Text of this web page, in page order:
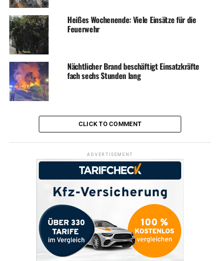
Heißes Wochenende: Viele Einsätze für die
Feuerwehr
Nächtlicher Brand beschäftigt Einsatzkräfte
fach sechs Stunden lang
CLICK TO COMMENT
ADVERTISEMENT